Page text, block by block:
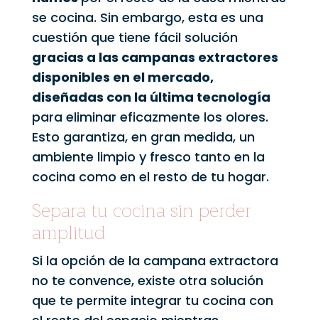
se cocina. Sin embargo, esta es una
cuestión que tiene fácil solución
gracias a las campanas extractores
disponibles en el mercado,
diseñadas con la última tecnología
para eliminar eficazmente los olores.
Esto garantiza, en gran medida, un
ambiente limpio y fresco tanto en la
cocina como en el resto de tu hogar.
Separa tu cocina sin perder
amplitud
Si la opción de la campana extractora
no te convence, existe otra solución
que te permite integrar tu cocina con